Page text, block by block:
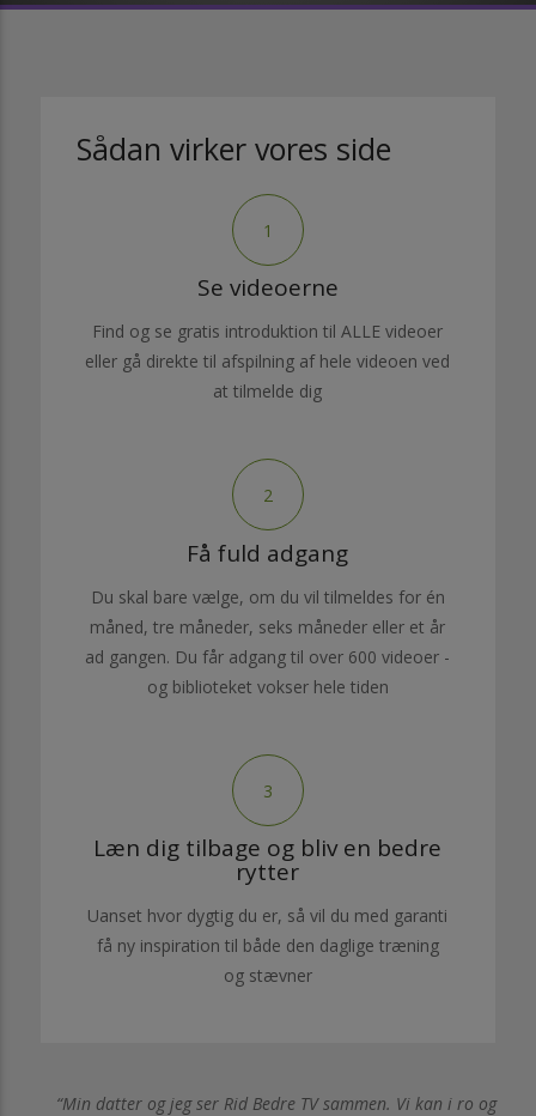
Sådan virker vores side
1
Se videoerne
Find og se gratis introduktion til ALLE videoer
eller gå direkte til afspilning af hele videoen ved
at tilmelde dig
2
Få fuld adgang
Du skal bare vælge, om du vil tilmeldes for én
måned, tre måneder, seks måneder eller et år
ad gangen. Du får adgang til over 600 videoer -
og biblioteket vokser hele tiden
3
Læn dig tilbage og bliv en bedre
rytter
Uanset hvor dygtig du er, så vil du med garanti
få ny inspiration til både den daglige træning
og stævner
Min datter og jeg ser Rid Bedre TV sammen. Vi kan i ro og